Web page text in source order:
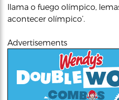
llama o fuego olímpico,
acontecer olímpico’.
Advertisements